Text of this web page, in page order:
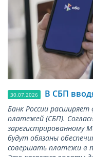
30.07.2026 В СБП
Банк России
платежей (СБП).
зарегистрированному
будут обязаны
совершать платежи в